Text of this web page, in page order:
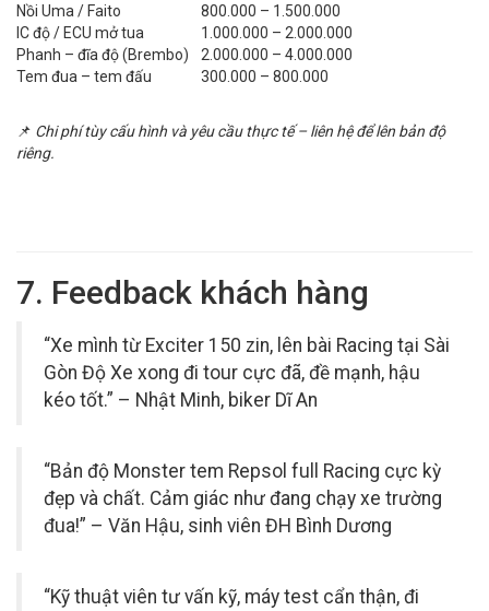
Nồi Uma / Faito
800.000 – 1.500.000
IC độ / ECU mở tua
1.000.000 – 2.000.000
Phanh – đĩa độ (Brembo)
2.000.000 – 4.000.000
Tem đua – tem đấu
300.000 – 800.000
📌 Chi phí tùy cấu hình và yêu cầu thực tế – liên hệ để lên bản độ
riêng.
7. Feedback khách hàng
“Xe mình từ Exciter 150 zin, lên bài Racing tại Sài
Gòn Độ Xe xong đi tour cực đã, đề mạnh, hậu
kéo tốt.” – Nhật Minh, biker Dĩ An
“Bản độ Monster tem Repsol full Racing cực kỳ
đẹp và chất. Cảm giác như đang chạy xe trường
đua!” – Văn Hậu, sinh viên ĐH Bình Dương
“Kỹ thuật viên tư vấn kỹ, máy test cẩn thận, đi